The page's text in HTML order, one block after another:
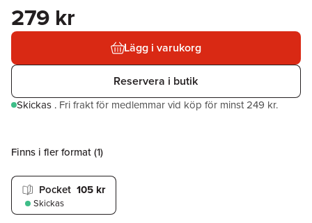
279 kr
Lägg i varukorg
Reservera i butik
Skickas . Fri frakt för medlemmar vid köp för minst 249 kr.
Finns i fler format (1)
Pocket 105 kr
Skickas